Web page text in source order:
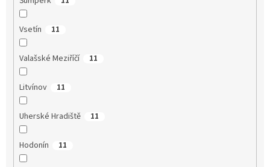
Vsetín 11
Valašské Meziříčí 11
Litvínov 11
Uherské Hradiště 11
Hodonín 11